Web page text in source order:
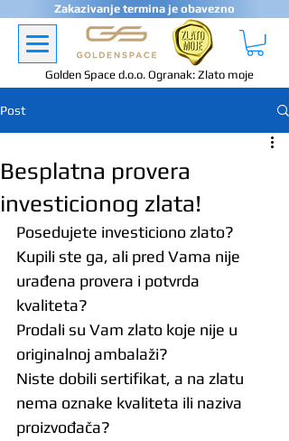
Zakazivanje termina je obavezno
Golden Space d.o.o. Ogranak: Zlato moje
Post
Besplatna provera
investicionog zlata!
Posedujete investiciono zlato?
Kupili ste ga, ali pred Vama nije
urađena provera i potvrda
kvaliteta?
Prodali su Vam zlato koje nije u
originalnoj ambalaži?
Niste dobili sertifikat, a na zlatu
nema oznake kvaliteta ili naziva
proizvođača?